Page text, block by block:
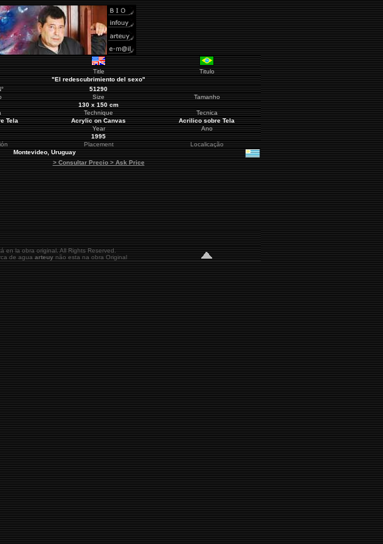
Title
Titulo
"El redescubrimiento del sexo"
51290
Size
Tamanho
130 x 150 cm
Technique
Tecnica
Tela
Acrylic on Canvas
Acrilico sobre Tela
Year
Ano
1995
Placement
Localicação
Montevideo, Uruguay
> Consultar Precio > Ask Price
en la obra original.All Rights Reserved.
de aguaarteuynão esta na obra Original